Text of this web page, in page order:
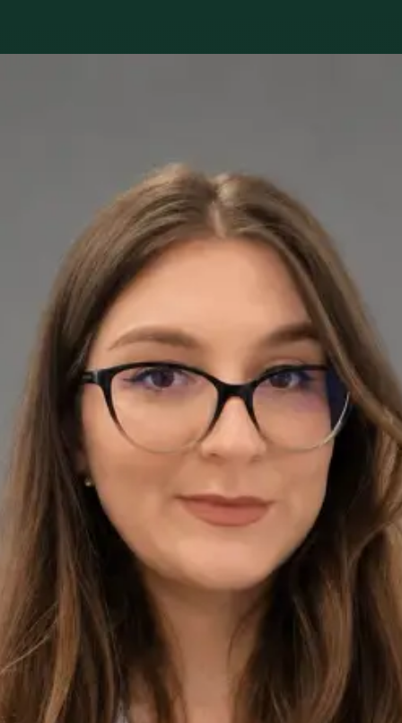
Dr Andreea Lorena Bica — Neurolog, Global Health Romania
Dr Andreea Lorena Bica is a Neurolog registered in Romania.
Book an online consultation with Global Health.
Consultație de neurologie — evaluare de specialitate online
Dr Andreea Lorena Bica
· Verificat
Colegiul Medicilor din România | 147502
Credentials
Medic specialist — Neurologie
Limbi
Romanian, English
Programează consultație